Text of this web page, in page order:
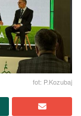
fot: P.Kozubaj